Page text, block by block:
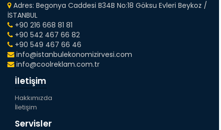
Adres: Begonya Caddesi B34B No:18 Göksu Evleri Beykoz /
İSTANBUL
+90 216 668 81 81
+90 542 467 66 82
+90 549 467 66 46
info@istanbulekonomizirvesi.com
info@coolreklam.com.tr
İletişim
Hakkımızda
İletişim
Servisler